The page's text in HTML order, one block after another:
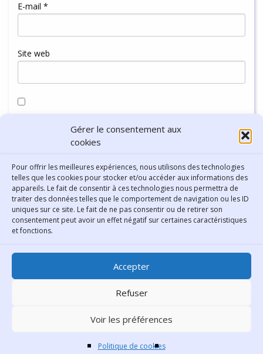
Gérer le consentement aux
cookies
Pour offrir les meilleures expériences, nous utilisons des technologies
telles que les cookies pour stocker et/ou accéder aux informations des
appareils. Le fait de consentir à ces technologies nous permettra de
traiter des données telles que le comportement de navigation ou les ID
uniques sur ce site. Le fait de ne pas consentir ou de retirer son
consentement peut avoir un effet négatif sur certaines caractéristiques
et fonctions.
Accepter
Refuser
Voir les préférences
Politique de cookies
E-mail *
Site web
navigateur pour mon prochain commentaire.
Bibliothèque municipale de
Lyon
30 Boulevard Vivier-Merle
Contacter le comité éditorial